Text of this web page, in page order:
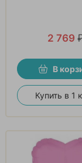
2 769
В
Купить в 1